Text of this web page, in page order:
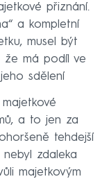
přiznání.
a kompletní
musel být
že má podíl ve
sdělení
a to jen za
tehdejší
nebyl zdaleka
majetkovým